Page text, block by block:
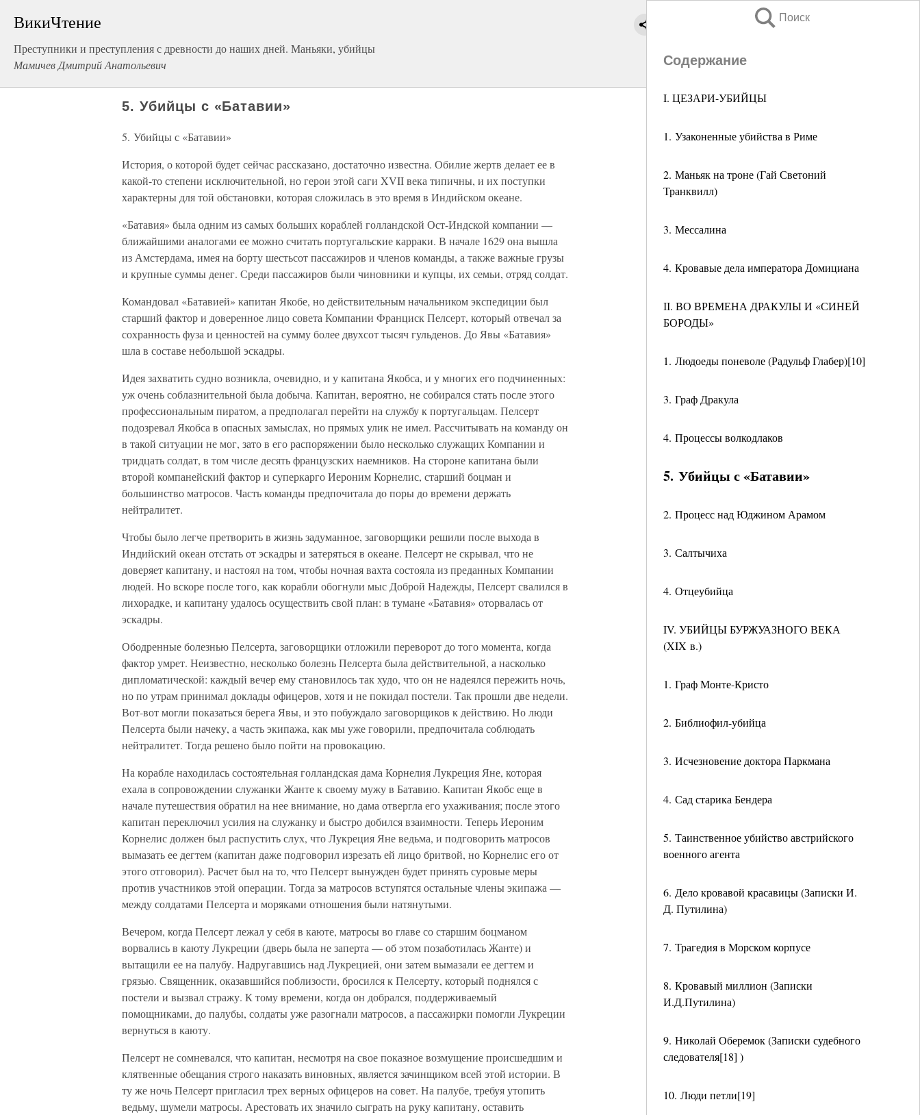
ВикиЧтение
Преступники и преступления с древности до наших дней. Маньяки, убийцы
Мамичев Дмитрий Анатольевич
Поиск
Содержание
I. ЦЕЗАРИ-УБИЙЦЫ
1. Узаконенные убийства в Риме
2. Маньяк на троне (Гай Светоний
Транквилл)
3. Мессалина
4. Кровавые дела императора Домициана
ІІ. ВО ВРЕМЕНА ДРАКУЛЫ И «СИНЕЙ
БОРОДЫ»
1. Людоеды поневоле (Радульф Глабер)[10]
3. Граф Дракула
4. Процессы волкодлаков
5. Убийцы с «Батавии»
2. Процесс над Юджином Арамом
3. Салтычиха
4. Отцеубийца
IV. УБИЙЦЫ БУРЖУАЗНОГО ВЕКА
(XIX в.)
1. Граф Монте-Кристо
2. Библиофил-убийца
3. Исчезновение доктора Паркмана
4. Сад старика Бендера
5. Таинственное убийство австрийского
военного агента
6. Дело кровавой красавицы (Записки И.
Д. Путилина)
7. Трагедия в Морском корпусе
8. Кровавый миллион (Записки
И.Д.Путилина)
9. Николай Оберемок (Записки судебного
следователя[18] )
10. Люди петли[19]
5. Убийцы с «Батавии»
5. Убийцы с «Батавии»
История, о которой будет сейчас рассказано, достаточно известна. Обилие жертв делает ее в
какой-то степени исключительной, но герои этой саги XVII века типичны, и их поступки
характерны для той обстановки, которая сложилась в это время в Индийском океане.
«Батавия» была одним из самых больших кораблей голландской Ост-Индской компании —
ближайшими аналогами ее можно считать португальские карраки. В начале 1629 она вышла
из Амстердама, имея на борту шестьсот пассажиров и членов команды, а также важные грузы
и крупные суммы денег. Среди пассажиров были чиновники и купцы, их семьи, отряд солдат.
Командовал «Батавией» капитан Якобе, но действительным начальником экспедиции был
старший фактор и доверенное лицо совета Компании Франциск Пелсерт, который отвечал за
сохранность фуза и ценностей на сумму более двухсот тысяч гульденов. До Явы «Батавия»
шла в составе небольшой эскадры.
Идея захватить судно возникла, очевидно, и у капитана Якобса, и у многих его подчиненных:
уж очень соблазнительной была добыча. Капитан, вероятно, не собирался стать после этого
профессиональным пиратом, а предполагал перейти на службу к португальцам. Пелсерт
подозревал Якобса в опасных замыслах, но прямых улик не имел. Рассчитывать на команду он
в такой ситуации не мог, зато в его распоряжении было несколько служащих Компании и
тридцать солдат, в том числе десять французских наемников. На стороне капитана были
второй компанейский фактор и суперкарго Иероним Корнелис, старший боцман и
большинство матросов. Часть команды предпочитала до поры до времени держать
нейтралитет.
Чтобы было легче претворить в жизнь задуманное, заговорщики решили после выхода в
Индийский океан отстать от эскадры и затеряться в океане. Пелсерт не скрывал, что не
доверяет капитану, и настоял на том, чтобы ночная вахта состояла из преданных Компании
людей. Но вскоре после того, как корабли обогнули мыс Доброй Надежды, Пелсерт свалился в
лихорадке, и капитану удалось осуществить свой план: в тумане «Батавия» оторвалась от
эскадры.
Ободренные болезнью Пелсерта, заговорщики отложили переворот до того момента, когда
фактор умрет. Неизвестно, несколько болезнь Пелсерта была действительной, а насколько
дипломатической: каждый вечер ему становилось так худо, что он не надеялся пережить ночь,
но по утрам принимал доклады офицеров, хотя и не покидал постели. Так прошли две недели.
Вот-вот могли показаться берега Явы, и это побуждало заговорщиков к действию. Но люди
Пелсерта были начеку, а часть экипажа, как мы уже говорили, предпочитала соблюдать
нейтралитет. Тогда решено было пойти на провокацию.
На корабле находилась состоятельная голландская дама Корнелия Лукреция Яне, которая
ехала в сопровождении служанки Жанте к своему мужу в Батавию. Капитан Якобс еще в
начале путешествия обратил на нее внимание, но дама отвергла его ухаживания; после этого
капитан переключил усилия на служанку и быстро добился взаимности. Теперь Иероним
Корнелис должен был распустить слух, что Лукреция Яне ведьма, и подговорить матросов
вымазать ее дегтем (капитан даже подговорил изрезать ей лицо бритвой, но Корнелис его от
этого отговорил). Расчет был на то, что Пелсерт вынужден будет принять суровые меры
против участников этой операции. Тогда за матросов вступятся остальные члены экипажа —
между солдатами Пелсерта и моряками отношения были натянутыми.
Вечером, когда Пелсерт лежал у себя в каюте, матросы во главе со старшим боцманом
ворвались в каюту Лукреции (дверь была не заперта — об этом позаботилась Жанте) и
вытащили ее на палубу. Надругавшись над Лукрецией, они затем вымазали ее дегтем и
грязью. Священник, оказавшийся поблизости, бросился к Пелсерту, который поднялся с
постели и вызвал стражу. К тому времени, когда он добрался, поддерживаемый
помощниками, до палубы, солдаты уже разогнали матросов, а пассажирки помогли Лукреции
вернуться в каюту.
Пелсерт не сомневался, что капитан, несмотря на свое показное возмущение происшедшим и
клятвенные обещания строго наказать виновных, является зачинщиком всей этой истории. В
ту же ночь Пелсерт пригласил трех верных офицеров на совет. На палубе, требуя утопить
ведьму, шумели матросы. Арестовать их значило сыграть на руку капитану, оставить